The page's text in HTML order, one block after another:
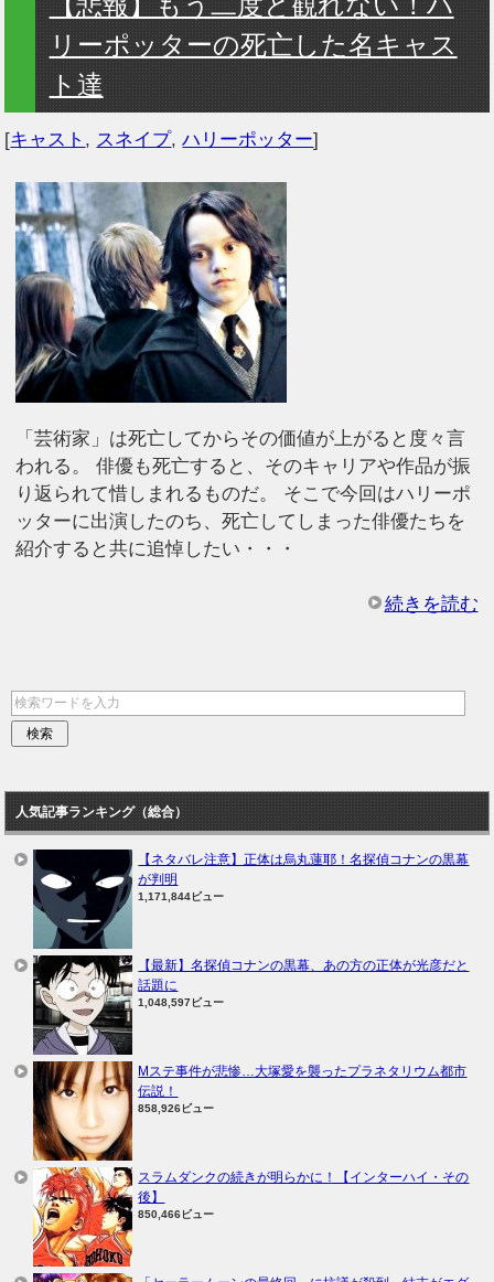
リーポッターの死亡した名キャス
ト達
[キャスト , スネイプ,ハリーポッター]
「芸術家」は死亡してからその価値が上がると度々言
われる。 俳優も死亡すると、そのキャリアや作品が振
り返られて惜しまれるものだ。 そこで今回はハリーポ
ッターに出演したのち、死亡してしまった俳優たちを
紹介すると共に追悼したい・・・
続きを読む
人気記事ランキング（総合）
【ネタバレ注意】正体は烏丸蓮耶！名探偵コナンの黒幕
が判明
1,171,844ビュー
【最新】名探偵コナンの黒幕、あの方の正体が光彦だと
話題に
1,048,597ビュー
Mステ事件が悲惨…大塚愛を襲ったプラネタリウム都市
伝説！
858,926ビュー
スラムダンクの続きが明らかに！【インターハイ・その
後】
850,466ビュー